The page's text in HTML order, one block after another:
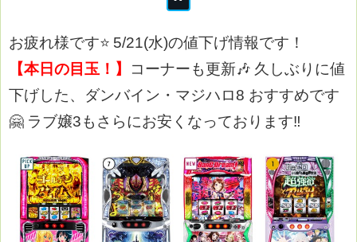
お疲れ様です⭐ 5/21(水)の値下げ情報です！
【本日の目玉！】
コーナーも更新🎶 久しぶりに値
下げした、ダンバイン・マジハロ8 おすすめです
🤗 ラブ嬢3もさらにお安くなっております‼️